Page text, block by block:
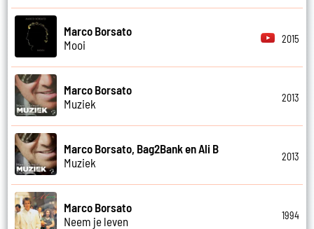
Marco Borsato
Mooi
2015
Marco Borsato
Muziek
2013
Marco Borsato, Bag2Bank en Ali B
Muziek
2013
Marco Borsato
Neem je leven
1994